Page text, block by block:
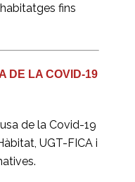
fins
DE LA COVID-19
de la Covid-19
UGT-FICA i